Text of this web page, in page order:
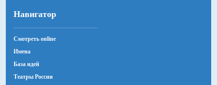
Навигатор
Смотреть online
Имена
База идей
Театры России